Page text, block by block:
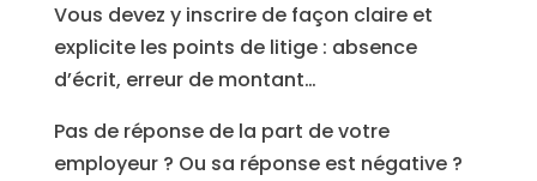
Vous devez y inscrire de façon claire et
explicite les points de litige : absence
d’écrit, erreur de montant…
Pas de réponse de la part de votre
employeur ? Ou sa réponse est négative ?